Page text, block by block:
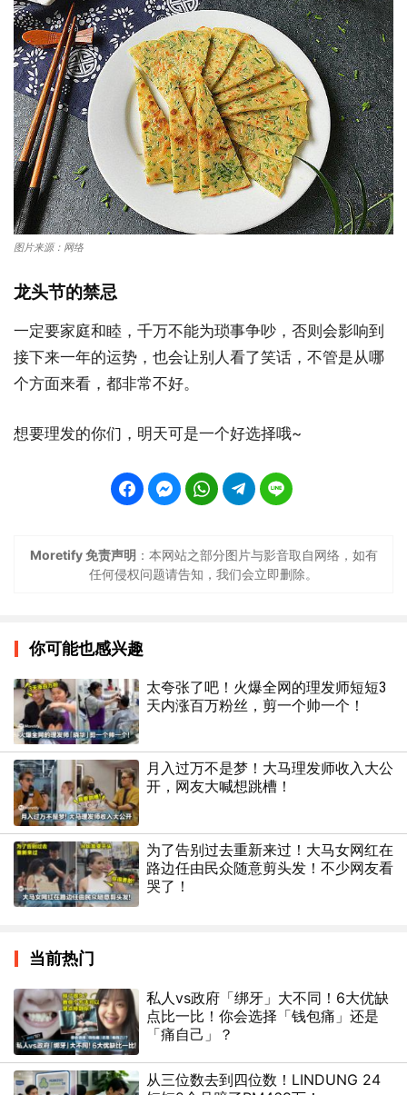
图片来源：网络
龙头节的禁忌
一定要家庭和睦，千万不能为琐事争吵，否则会影响到
接下来一年的运势，也会让别人看了笑话，不管是从哪
个方面来看，都非常不好。
想要理发的你们，明天可是一个好选择哦~
Moretify 免责声明 ：本网站之部分图片与影音取自网络，如有
任何侵权问题请告知，我们会立即删除。
你可能也感兴趣
太夸张了吧！火爆全网的理发师短短3
天内涨百万粉丝，剪一个帅一个！
月入过万不是梦！大马理发师收入大公
开，网友大喊想跳槽！
为了告别过去重新来过！大马女网红在
路边任由民众随意剪头发！不少网友看
哭了！
当前热门
私人vs政府「绑牙」大不同！6大优缺
点比一比！你会选择「钱包痛」还是
「痛自己」？
从三位数去到四位数！LINDUNG 24